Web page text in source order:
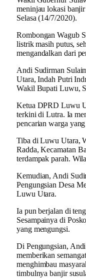
meninjau lokasi
Selasa (14/7/2020).
Rombongan Wagub
listrik masih putus,
mengandalkan dari
Andi Sudirman
Utara, Indah Putri
Wakil Bupati Luwu,
Ketua DPRD Luwu
terkini di Lutra. Ia
pencarian warga
Tiba di Luwu Utara,
Radda, Kecamatan
terdampak parah.
Kemudian, Andi
Pengungsian Desa
Luwu Utara.
Ia pun berjalan di
Sesampainya di
yang mengungsi.
Di Pengungsian,
memberikan
menghimbau
timbulnya banjir